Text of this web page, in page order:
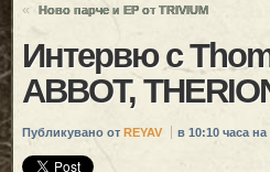
« Ново парче и EP от TRIVIUM
Интервю с
ABBOT,
Публикувано от REYAV в 10:10 часа на